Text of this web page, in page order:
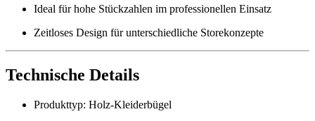
Ideal für hohe Stückzahlen im professionellen Einsatz
Zeitloses Design für unterschiedliche Storekonzepte
Technische Details
Produkttyp: Holz-Kleiderbügel